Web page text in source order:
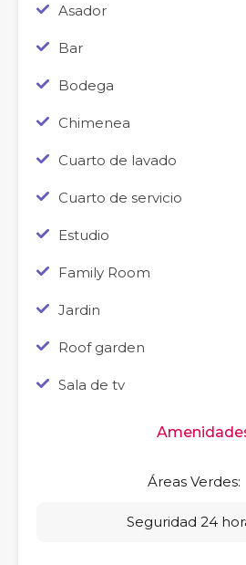
Asador
Bar
Bodega
Chimenea
Cuarto de lavado
Cuarto de servicio
Estudio
Family Room
Jardin
Roof garden
Sala de tv
Áreas Verdes:
Seguridad 24